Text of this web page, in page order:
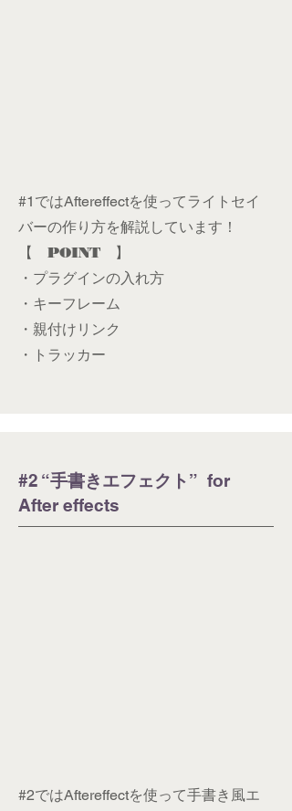
#1ではAftereffectを使ってライトセイ
バーの作り方を解説しています！
【 POINT 】
​・プラグインの入れ方
・キーフレーム
・親付けリンク
・トラッカー
​#2 “手書きエフェクト” for
After effects
#2ではAftereffectを使って手書き風エ